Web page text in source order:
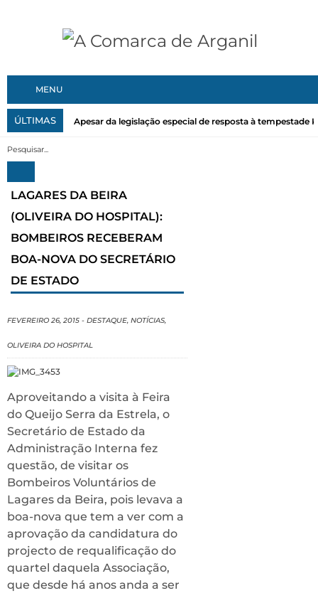
MENU
ÚLTIMAS Apesar da legislação especial de resposta à tempestade
LAGARES DA BEIRA
(OLIVEIRA DO HOSPITAL):
BOMBEIROS RECEBERAM
BOA-NOVA DO SECRETÁRIO
DE ESTADO
FEVEREIRO 26, 2015 - DESTAQUE, NOTÍCIAS,
OLIVEIRA DO HOSPITAL
Aproveitando a visita à Feira
do Queijo Serra da Estrela, o
Secretário de Estado da
Administração Interna fez
questão, de visitar os
Bombeiros Voluntários de
Lagares da Beira, pois levava a
boa-nova que tem a ver com a
aprovação da candidatura do
projecto de requalificação do
quartel daquela Associação,
que desde há anos anda a ser